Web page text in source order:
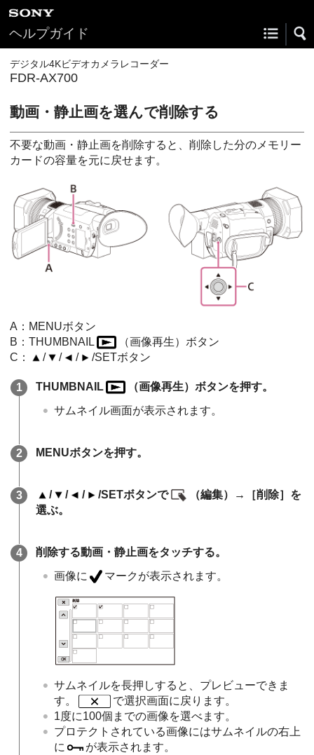
ヘルプガイド
デジタル4Kビデオカメラレコーダー
FDR-AX700
動画・静止画を選んで削除する
不要な動画・静止画を削除すると、削除した分のメモリー
カードの容量を元に戻せます。
A：MENUボタン
B：THUMBNAIL
（画像再生）ボタン
C：
/ / / /SETボタン
THUMBNAIL
（画像再生）ボタンを押す。
サムネイル画面が表示されます。
MENUボタンを押す。
/ / / /SETボタンで
（編集）→［削除］を
選ぶ。
削除する動画・静止画をタッチする。
画像に
マークが表示されます。
サムネイルを長押しすると、プレビューできま
す。
で選択画面に戻ります。
1度に100個までの画像を選べます。
プロテクトされている画像にはサムネイルの右上
に
が表示されます。